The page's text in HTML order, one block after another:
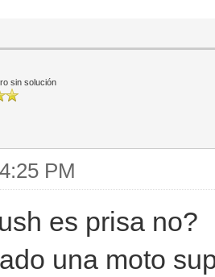
sin solución
PM
es prisa no?
una moto